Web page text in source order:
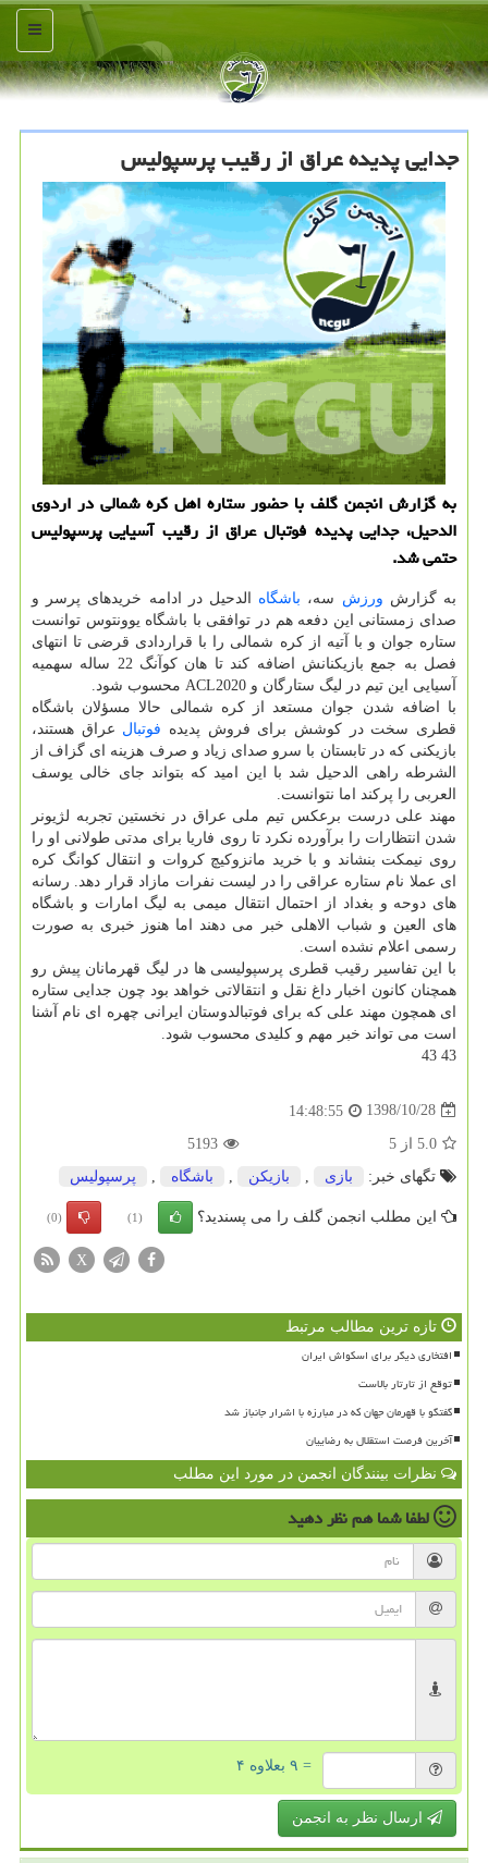
منو
جدایی پدیده عراق از رقیب پرسپولیس
به گزارش انجمن گلف با حضور ستاره اهل كره شمالی در اردوی
الدحیل، جدایی پدیده فوتبال عراق از رقیب آسیایی پرسپولیس
حتمی شد.
به گزارش ورزش سه، باشگاه الدحیل در ادامه خریدهای پرسر و
صدای زمستانی این دفعه هم در توافقی با باشگاه یوونتوس توانست
ستاره جوان و با آتیه از كره شمالی را با قراردادی قرضی تا انتهای
فصل به جمع بازیكنانش اضافه كند تا هان كوآنگ 22 ساله سهمیه
آسیایی این تیم در لیگ ستارگان و ACL2020 محسوب شود.
با اضافه شدن جوان مستعد از كره شمالی حالا مسؤلان باشگاه
قطری سخت در كوشش برای فروش پدیده فوتبال عراق هستند،
بازیكنی كه در تابستان با سرو صدای زیاد و صرف هزینه ای گزاف از
الشرطه راهی الدحیل شد با این امید كه بتواند جای خالی یوسف
العربی را پركند اما نتوانست.
مهند علی درست برعكس تیم ملی عراق در نخستین تجربه لژیونر
شدن انتظارات را برآورده نكرد تا روی فاریا برای مدتی طولانی او را
روی نیمكت بنشاند و با خرید مانزوكیچ كروات و انتقال كوانگ كره
ای عملا نام ستاره عراقی را در لیست نفرات مازاد قرار دهد. رسانه
های دوحه و بغداد از احتمال انتقال میمی به لیگ امارات و باشگاه
های العین و شباب الاهلی خبر می دهند اما هنوز خبری به صورت
رسمی اعلام نشده است.
با این تفاسیر رقیب قطری پرسپولیسی ها در لیگ قهرمانان پیش رو
همچنان كانون اخبار داغ نقل و انتقالاتی خواهد بود چون جدایی ستاره
ای همچون مهند علی كه برای فوتبالدوستان ایرانی چهره ای نام آشنا
است می تواند خبر مهم و كلیدی محسوب شود.
43 43
1398/10/28
14:48:55
5.0 از 5
5193
تگهای خبر:
بازی بازیكن باشگاه پرسپولیس
این مطلب انجمن گلف را می پسندید؟ (1)
(0)
X
تازه ترین مطالب مرتبط
افتخاری دیگر برای اسکواش ایران
توقع از تارتار بالاست
گفتگو با قهرمان جهان که در مبارزه با اشرار جانباز شد
آخرین فرصت استقلال به رضاییان
نظرات بینندگان انجمن در مورد این مطلب
لطفا شما همنظر دهید
= ۹ بعلاوه ۴
ارسال نظر به انجمن